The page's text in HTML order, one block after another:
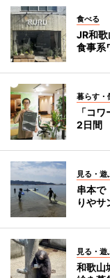
食べる
JR和
食事系
暮らす・
「コ
2日間
見る・遊
串本で
りやサ
見る・遊
和歌山